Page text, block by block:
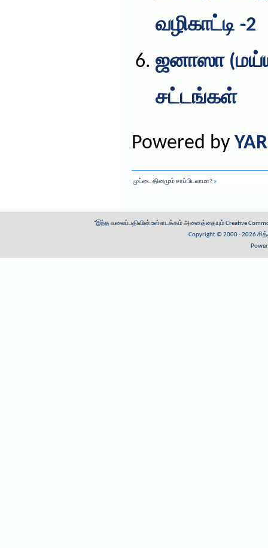
வழிகாட்டி -2
ஜனாஸா
சட்டங்கள்
Powered by
முட்டை தினமும் சாப்பிடலாமா? »
"இந்த வலைப்பதிவின் உள்ளடக்கம் அனைத்தையும்Creative
Copyright © 2000 - 2026